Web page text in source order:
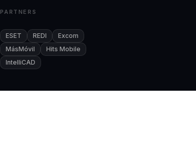
PARTNERS
ESET REDI
Excom
MásMóvil
Hits Mobile
IntelliCAD